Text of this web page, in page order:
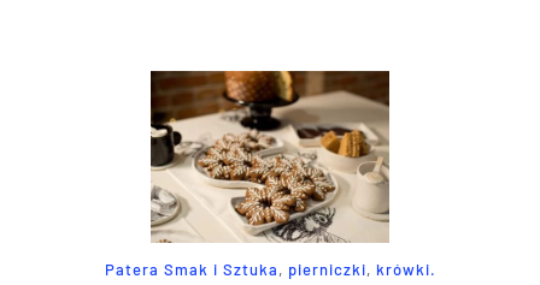
Patera Smak i Sztuka, pierniczki, krówki.